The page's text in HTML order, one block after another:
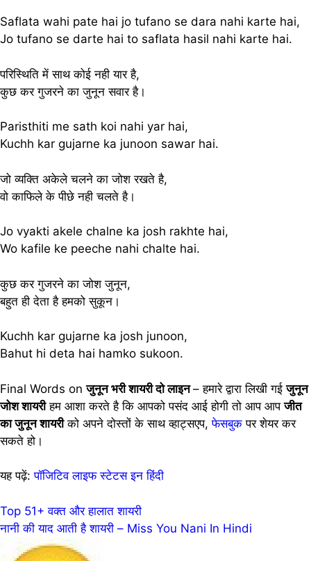
Saflata wahi pate hai jo tufano se dara nahi karte hai,
Jo tufano se darte hai to saflata hasil nahi karte hai.
परिस्थिति में साथ कोई नही यार है,
कुछ कर गुजरने का जुनून सवार है।
Paristhiti me sath koi nahi yar hai,
Kuchh kar gujarne ka junoon sawar hai.
जो व्यक्ति अकेले चलने का जोश रखते है,
वो काफिले के पीछे नही चलते है।
Jo vyakti akele chalne ka josh rakhte hai,
Wo kafile ke peeche nahi chalte hai.
कुछ कर गुजरने का जोश जुनून,
बहुत ही देता है हमको सुकून।
Kuchh kar gujarne ka josh junoon,
Bahut hi deta hai hamko sukoon.
Final Words onजुनून भरी शायरी दो लाइन– हमारे द्वारा लिखी गईजुनून
जोश शायरीहम आशा करते है कि आपको पसंद आई होगी तो आप आपजीत
का जुनून शायरीको अपने दोस्तों के साथ व्हाट्सएप,फेसबुक पर शेयर कर
सकते हो।
यह पढ़ें:पॉजिटिव लाइफ स्टेटस इन हिंदी
Post
navigation
Top 51+ वक्त और हालात शायरी
नानी की याद आती है शायरी – Miss You Nani In Hindi